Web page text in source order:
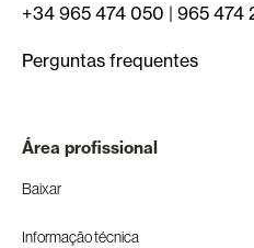
+34 965 474 050 | 965 474
Perguntas frequentes
Área profissional
Baixar
Informação técnica